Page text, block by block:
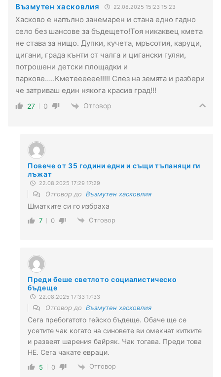
Възмутен хасковлия 22.08.2025 15:23 15:23
Хасково е напълно занемарен и стана едно гадно
село без шансове за бъдещето!Тоя никаквец кмета
не става за нищо. Дупки, кучета, мръсотия, каруци,
цигани, града кънти от чалга и цигански гуляи,
потрошени детски площадки и
паркове…..Кметееееее!!!!! Слез на земята и разбери
че затриваш един някога красив град!!!
27 0 Отговор
Повече от 35 години едни и същи тъпаняци ги
лъжат
22.08.2025 17:29 17:29
Отговор до Възмутен хасковлия
Шматките си го избраха
7 0 Отговор
Преди беше светлото социалистическо
бъдеще
22.08.2025 17:33 17:33
Отговор до Възмутен хасковлия
Сега пребогатото гейско бъдеще. Обаче ще се
усетите чак когато на синовете ви омекнат китките
и развеят шарения байряк. Чак тогава. Преди това
НЕ. Сега чакате евраци.
5 0 Отговор